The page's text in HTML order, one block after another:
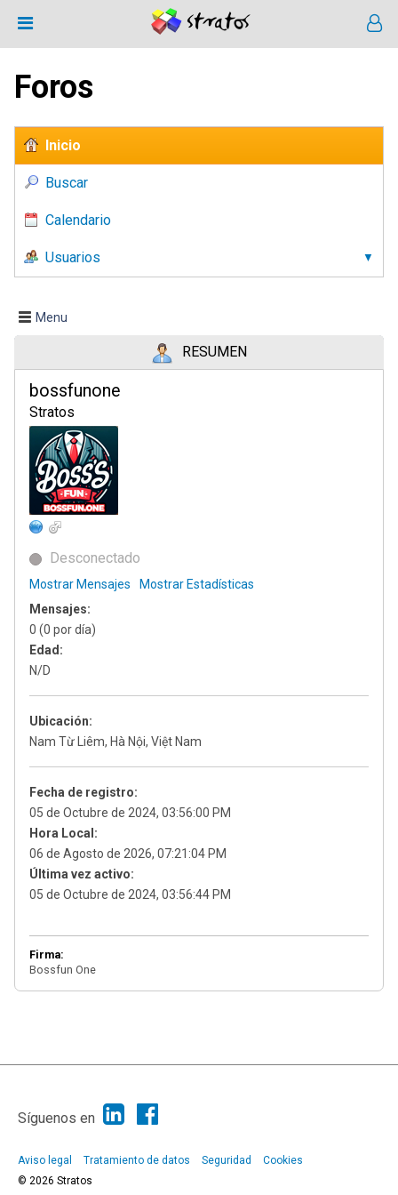
Foros
Inicio
Buscar
Calendario
Usuarios
Menu
RESUMEN
bossfunone
Stratos
Desconectado
Mostrar Mensajes
Mostrar Estadísticas
Mensajes:
0 (0 por día)
Edad:
N/D
Ubicación:
Nam Từ Liêm, Hà Nội, Việt Nam
Fecha de registro:
05 de Octubre de 2024, 03:56:00 PM
Hora Local:
06 de Agosto de 2026, 07:21:04 PM
Última vez activo:
05 de Octubre de 2024, 03:56:44 PM
Firma:
Bossfun One
|
Síguenos en
Aviso legal Tratamiento de datos Seguridad
Cookies
© 2026 Stratos